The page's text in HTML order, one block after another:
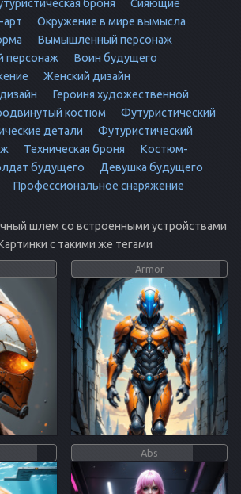
броня
Сияющие
Окружение в мире вымысла
Вымышленный персонаж
персонаж
Воин будущего
Женский дизайн
Героиня художественной
костюм
Футуристический
детали
Футуристический
Техническая броня
Костюм-
будущего
Девушка будущего
Профессиональное снаряжение
шлем со встроенными устройствами
с такими же тегами
Armor
Abs